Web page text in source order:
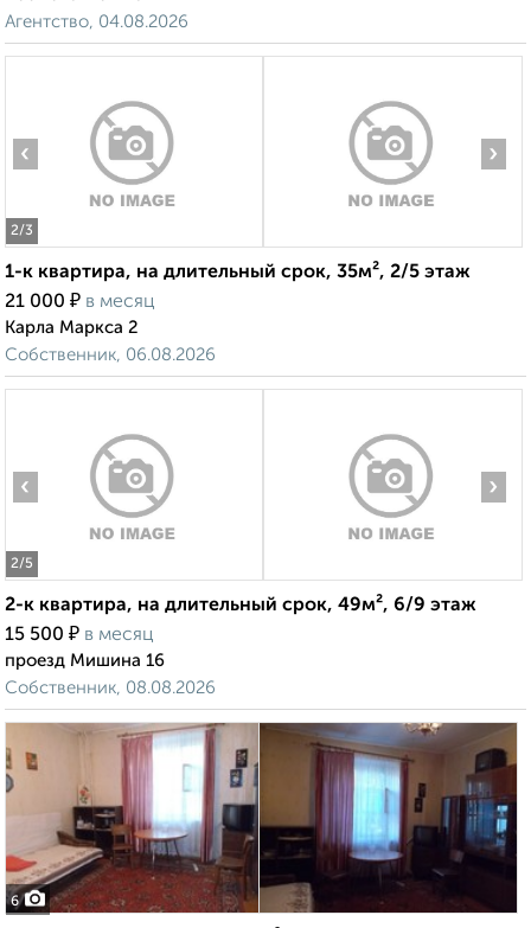
Агентство, 04.08.2026
2/3
‹ ›
1-к квартира, на длительный срок, 35м², 2/5 этаж
21 000 ₽ в месяц
Карла Маркса 2
Собственник, 06.08.2026
2/5
‹ ›
2-к квартира, на длительный срок, 49м², 6/9 этаж
15 500 ₽ в месяц
проезд Мишина 16
Собственник, 08.08.2026
6